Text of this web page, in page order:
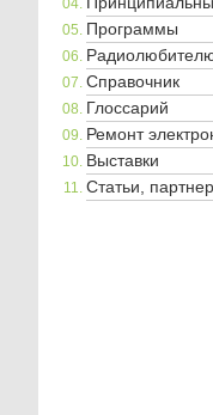
Программы
Справочник
Глоссарий
Ремонт
Выставки
Статьи,